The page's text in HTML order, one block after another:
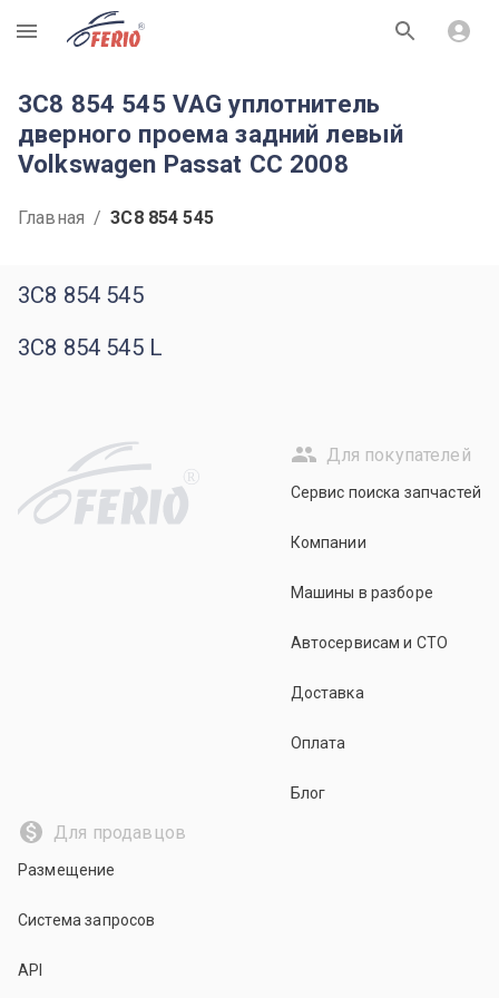
R
3C8 854 545 VAG уплотнитель
дверного проема задний левый
Volkswagen Passat CC 2008
Главная / 3C8 854 545
3C8 854 545
3C8 854 545 L
R
Для покупателей
Сервис поиска запчастей
Компании
Машины в разборе
Автосервисам и СТО
Доставка
Оплата
Блог
Для продавцов
Размещение
Система запросов
API